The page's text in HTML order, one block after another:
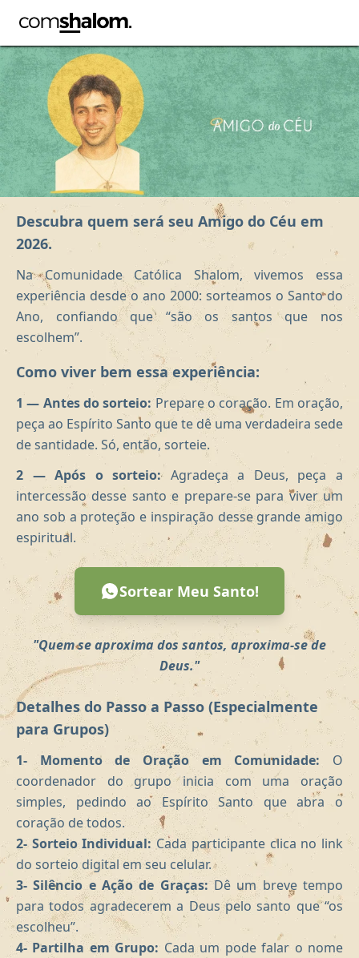
Descubra quem será seu Amigo do Céu em
2026.
Na Comunidade Católica Shalom, vivemos essa
experiência desde o ano 2000: sorteamos o Santo do
Ano, confiando que “são os santos que nos
escolhem”.
Como viver bem essa experiência:
1 — Antes do sorteio:Prepare o coração. Em oração,
peça ao Espírito Santo que te dê uma verdadeira sede
de santidade. Só, então, sorteie.
2 — Após o sorteio:Agradeça a Deus, peça a
intercessão desse santo e prepare-se para viver um
ano sob a proteção e inspiração desse grande amigo
espiritual.
Sortear Meu Santo!
"Quem se aproxima dos santos, aproxima-se de
Deus."
Detalhes do Passo a Passo (Especialmente
para Grupos)
1- Momento de Oração em Comunidade: O
coordenador do grupo inicia com uma oração
simples, pedindo ao Espírito Santo que abra o
coração de todos.
2- Sorteio Individual:Cada participante clica no link
do sorteio digital em seu celular.
3- Silêncio e Ação de Graças:Dê um breve tempo
para todos agradecerem a Deus pelo santo que “os
escolheu”.
4- Partilha em Grupo: Cada um pode falar o nome